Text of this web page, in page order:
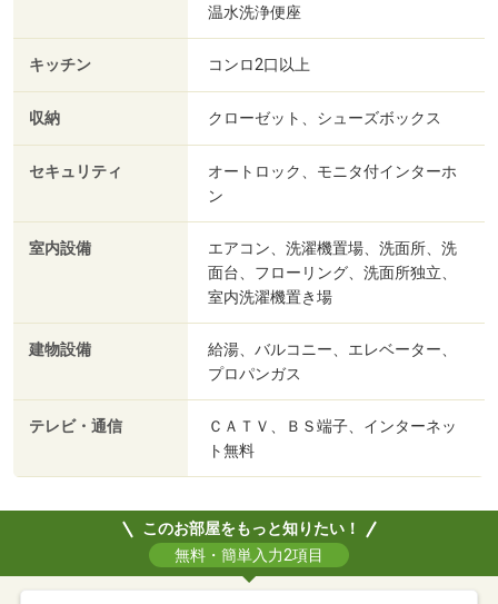
温水洗浄便座
キッチン コンロ2口以上
収納 クローゼット、シューズボックス
セキュリティ
オートロック、モニタ付インターホ
ン
室内設備
エアコン、洗濯機置場、洗面所、洗
面台、フローリング、洗面所独立、
室内洗濯機置き場
建物設備
給湯、バルコニー、エレベーター、
プロパンガス
テレビ・通信
ＣＡＴＶ、ＢＳ端子、インターネッ
ト無料
このお部屋をもっと知りたい！
無料・簡単入力2項目